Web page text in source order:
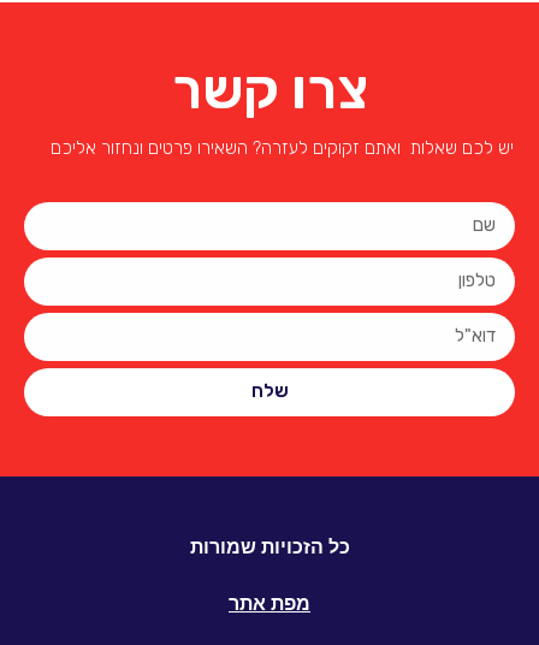
צרו קשר
יש לכם שאלות ואתם זקוקים לעזרה? השאירו פרטים ונחזור אליכם
שלח
כל הזכויות שמורות
מפת אתר